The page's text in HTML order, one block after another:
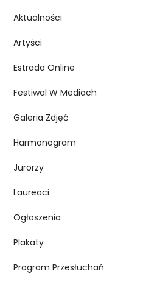
Aktualności
Artyści
Estrada Online
Festiwal W Mediach
Galeria Zdjęć
Harmonogram
Jurorzy
Laureaci
Ogłoszenia
Plakaty
Program Przesłuchań